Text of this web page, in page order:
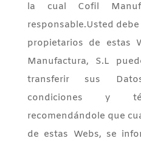
la cual Cofil
responsable.Usted
propietarios de estas
Manufactura, S.L
transferir sus
condiciones y
recomendándole que
de estas Webs, se